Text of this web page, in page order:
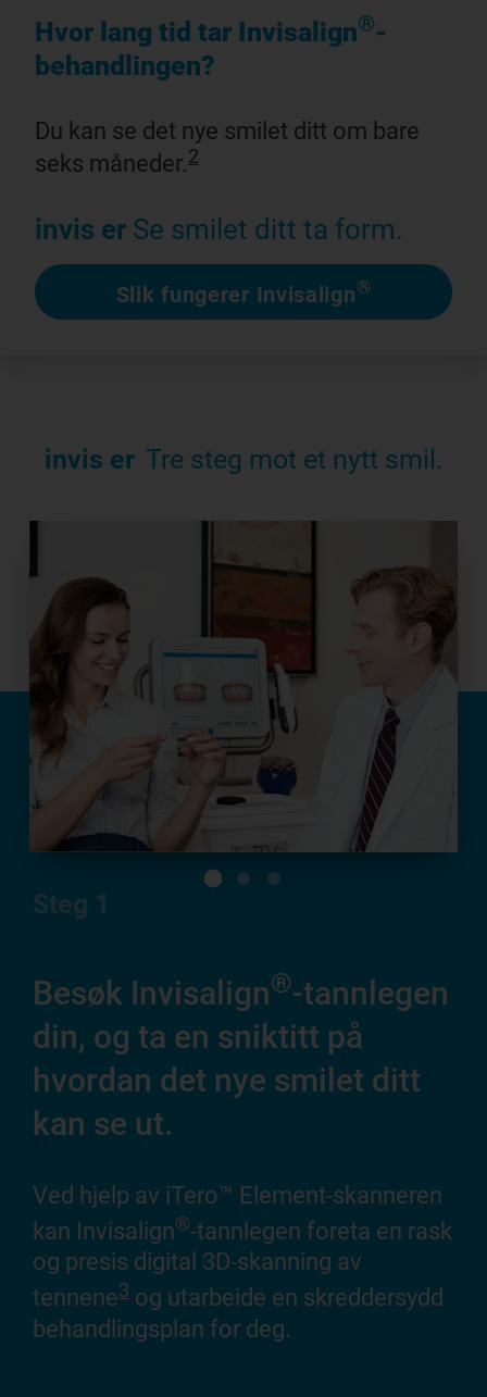
Hvor lang tid tar Invisalign®-
behandlingen?
Du kan se det nye smilet ditt om bare
seks måneder.2
invis er Se smilet ditt ta form.
Slik fungerer Invisalign®
invis er Tre steg mot et nytt smil.
Steg 1
Besøk Invisalign®-tannlegen
din, og ta en sniktitt på
hvordan det nye smilet ditt
kan se ut.
Ved hjelp av iTero™ Element-skanneren
kan Invisalign®-tannlegen foreta en rask
og presis digital 3D-skanning av
tennene3 og utarbeide en skreddersydd
behandlingsplan for deg.